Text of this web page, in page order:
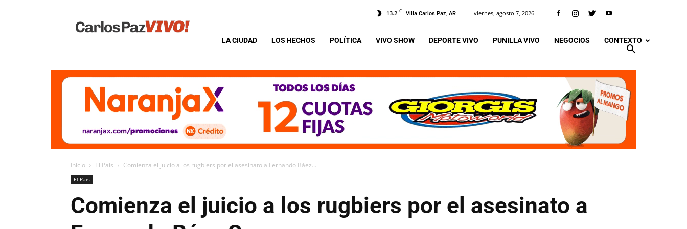
Vivo
13.2 C Villa Carlos Paz, AR viernes, agosto 7, 2026
LA CIUDAD LOS HECHOS POLÍTICA VIVO SHOW DEPORTE VIVO PUNILLA VIVO NEGOCIOS CONTEXTO
Inicio El Pais Comienza el juicio a los rugbiers por el asesinato a Fernando Báez...
El Pais
Comienza el juicio a los rugbiers por el asesinato a